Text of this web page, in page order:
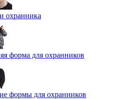
охранника
форма для охранников
формы для охранников